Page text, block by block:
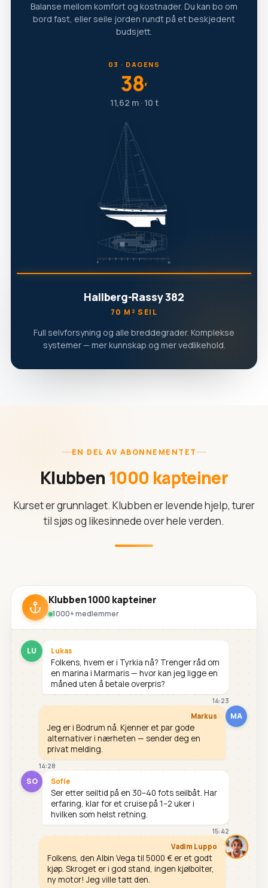
Balanse mellom komfort og kostnader. Du kan bo om
bord fast, eller seile jorden rundt på et beskjedent
budsjett.
03 · DAGENS
38′
11,62 m · 10 t
Hallberg-Rassy 382
70 M² SEIL
Full selvforsyning og alle breddegrader. Komplekse
systemer — mer kunnskap og mer vedlikehold.
EN DEL AV ABONNEMENTET
Klubben 1000 kapteiner
Kurset er grunnlaget. Klubben er levende hjelp, turer
til sjøs og likesinnede over hele verden.
Klubben 1000 kapteiner
1000+ medlemmer
LU Lukas
Folkens, hvem er i Tyrkia nå? Trenger råd om
en marina i Marmaris — hvor kan jeg ligge en
måned uten å betale overpris?
14:23
MA
Markus
Jeg er i Bodrum nå. Kjenner et par gode
alternativer i nærheten — sender deg en
privat melding.
14:28
SO Sofie
Ser etter seiltid på en 30–40 fots seilbåt. Har
erfaring, klar for et cruise på 1–2 uker i
hvilken som helst retning.
15:42
Vadim Luppo
Folkens, den Albin Vega til 5000 € er et godt
kjøp. Skroget er i god stand, ingen kjølbolter,
ny motor! Jeg ville tatt den.